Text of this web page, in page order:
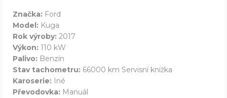
Značka: Ford
Model: Kuga
Rok výroby: 2017
Výkon: 110 kW
Palivo: Benzín
Stav tachometru: 66000 km Servisní knížka
Karoserie: Iné
Převodovka: Manuál